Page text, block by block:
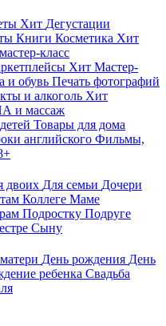
Хит Дегустации
Книги Косметика Хит
класс
Хит Мастер-
и обувь Печать фотографий
и алкоголь Хит
и массаж
Товары для дома
английского Фильмы,
двоих Для семьи Дочери
Коллеге Маме
Подростку Подруге
Сыну
День рождения День
ребенка Свадьба